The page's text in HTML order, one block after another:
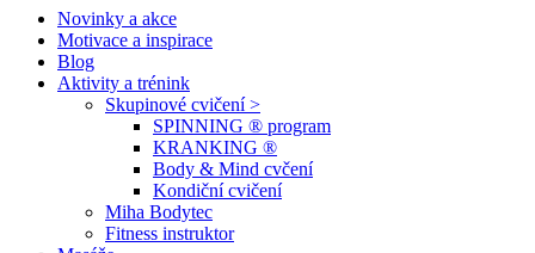
Novinky a akce
Motivace a inspirace
Blog
Aktivity a trénink
Skupinové cvičení >
SPINNING ® program
KRANKING ®
Body & Mind cvčení
Kondiční cvičení
Miha Bodytec
Fitness instruktor